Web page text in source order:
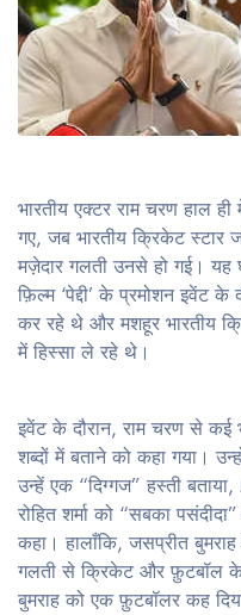
भारतीय एक्टर राम चरण हाल
गए, जब भारतीय क्रिकेट
मज़ेदार गलती उनसे हो गई। यह
फ़िल्म ‘पेद्दी’ के प्रमोशन इवेंट
कर रहे थे और मशहूर भारतीय
में हिस्सा ले रहे थे।
इवेंट के दौरान, राम चरण से कई
शब्दों में बताने को कहा गया।
उन्हें एक “दिग्गज” हस्ती
रोहित शर्मा को “सबका
कहा। हालाँकि, जसप्रीत
गलती से क्रिकेट और फ़ुटबॉल के
बुमराह को एक फ़ुटबॉलर कह